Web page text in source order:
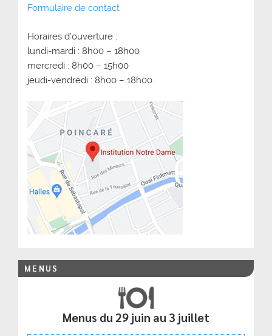
Formulaire de contact
Horaires d’ouverture :
lundi-mardi : 8h00 – 18h00
mercredi : 8h00 – 15h00
jeudi-vendredi : 8h00 – 18h00
MENUS
Menus du 29 juin au 3 juillet